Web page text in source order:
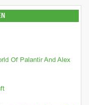
Of Palantir And Alex